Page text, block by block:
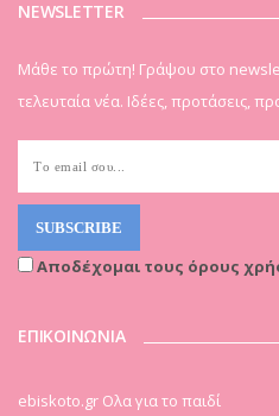
NEWSLETTER
Μάθε το πρώτη! Γράψου στο
τελευταία νέα. Ιδέες, προτάσεις,
Αποδέχομαι τους όρους
ΕΠΙΚΟΙΝΩΝΙΑ
ebiskoto.gr Ολα για το παιδί